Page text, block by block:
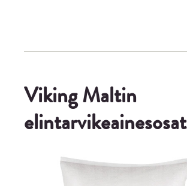
Viking Maltin
elintarvikeainesosat